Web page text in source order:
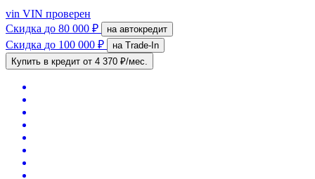
vin VIN проверен
Скидка до 80 000 ₽ на автокредит
Скидка до 100 000 ₽
на Trade-In
Купить в кредит от 4 370 ₽/мес.